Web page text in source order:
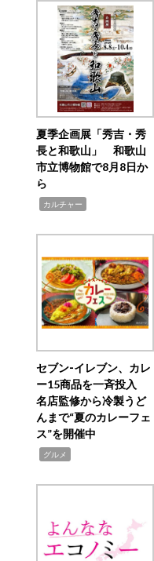
夏季企画展「秀吉・秀
長と和歌山」 和歌山
市立博物館で8月8日か
ら
カルチャー
セブン‐イレブン、カレ
ー15商品を一斉投入
名店監修から冷製うど
んまで“夏のカレーフェ
ス”を開催中
グルメ